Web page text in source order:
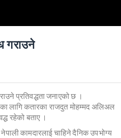
गराउने
प्रतिवद्धता जनाएको छ ।
लागि कतारका राजदुत मोहम्मद अलिअल
रहेको बताए ।
कामदारलाई चाहिने दैनिक उपभोग्य